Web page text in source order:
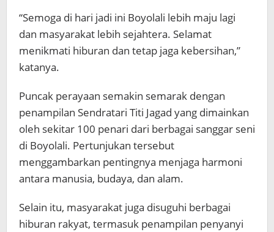
“Semoga di hari jadi ini Boyolali lebih maju lagi
dan masyarakat lebih sejahtera. Selamat
menikmati hiburan dan tetap jaga kebersihan,”
katanya.
Puncak perayaan semakin semarak dengan
penampilan Sendratari Titi Jagad yang dimainkan
oleh sekitar 100 penari dari berbagai sanggar seni
di Boyolali. Pertunjukan tersebut
menggambarkan pentingnya menjaga harmoni
antara manusia, budaya, dan alam.
Selain itu, masyarakat juga disuguhi berbagai
hiburan rakyat, termasuk penampilan penyanyi